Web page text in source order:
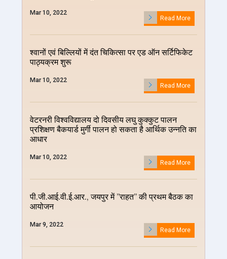
Mar 10, 2022
Read More
श्वानों एवं बिल्लियों में दंत चिकित्सा पर एड ऑन सर्टिफिकेट
पाठ्यक्रम शुरू
Mar 10, 2022
Read More
वेटरनरी विश्वविद्यालय दो दिवसीय लघु कुक्कुट पालन
प्रशिक्षण बैकयार्ड मुर्गी पालन हो सकता है आर्थिक उन्नति का
आधार
Mar 10, 2022
Read More
पी.जी.आई.वी.ई.आर., जयपुर में ’’राहत’’ की प्रथम बैठक का
आयोजन
Mar 9, 2022
Read More